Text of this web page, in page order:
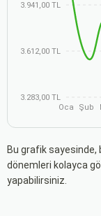
3.941,00 TL
3.612,00 TL
3.283,00 TL
Oca
Şub
Bu grafik sayesinde,
dönemleri kolayca
yapabilirsiniz.